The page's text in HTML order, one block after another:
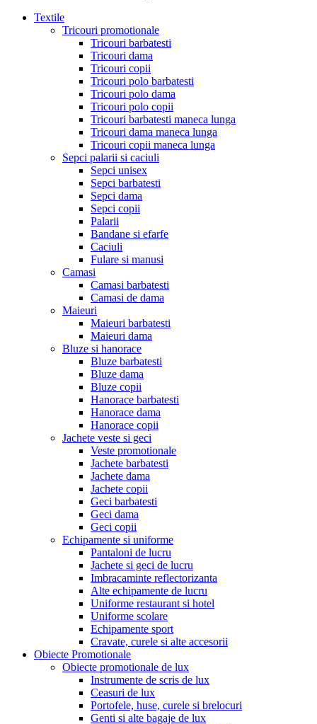
Textile
Tricouri promotionale
Tricouri barbatesti
Tricouri dama
Tricouri copii
Tricouri polo barbatesti
Tricouri polo dama
Tricouri polo copii
Tricouri barbatesti maneca lunga
Tricouri dama maneca lunga
Tricouri copii maneca lunga
Sepci palarii si caciuli
Sepci unisex
Sepci barbatesti
Sepci dama
Sepci copii
Palarii
Bandane si efarfe
Caciuli
Fulare si manusi
Camasi
Camasi barbatesti
Camasi de dama
Maieuri
Maieuri barbatesti
Maieuri dama
Bluze si hanorace
Bluze barbatesti
Bluze dama
Bluze copii
Hanorace barbatesti
Hanorace dama
Hanorace copii
Jachete veste si geci
Veste promotionale
Jachete barbatesti
Jachete dama
Jachete copii
Geci barbatesti
Geci dama
Geci copii
Echipamente si uniforme
Pantaloni de lucru
Jachete si geci de lucru
Imbracaminte reflectorizanta
Alte echipamente de lucru
Uniforme restaurant si hotel
Uniforme scolare
Echipamente sport
Cravate, curele si alte accesorii
Obiecte Promotionale
Obiecte promotionale de lux
Instrumente de scris de lux
Ceasuri de lux
Portofele, huse, curele si brelocuri
Genti si alte bagaje de lux